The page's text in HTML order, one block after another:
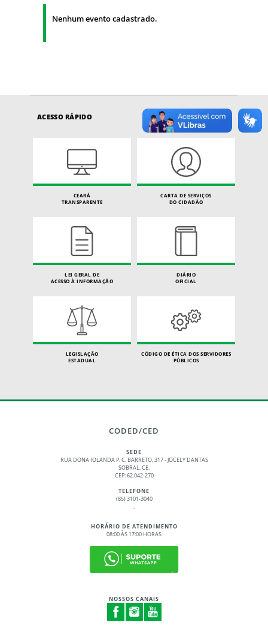
Nenhum evento cadastrado.
ACESSO RÁPIDO
CEARÁ
TRANSPARENTE
CARTA DE SERVIÇOS
DO CIDADÃO
LEI GERAL DE
ACESSO À INFORMAÇÃO
DIÁRIO
OFICIAL
LEGISLAÇÃO
ESTADUAL
CÓDIGO DE ÉTICA DOS SERVIDORES
PÚBLICOS
CODED/CED
SEDE
RUA DONA IOLANDA P. C. BARRETO, 317 - JOCELY DANTAS
SOBRAL, CE.
CEP: 62.042-270
TELEFONE
(85) 3101-3040
.
HORÁRIO DE ATENDIMENTO
08:00 ÀS 17:00 HORAS
NOSSOS CANAIS